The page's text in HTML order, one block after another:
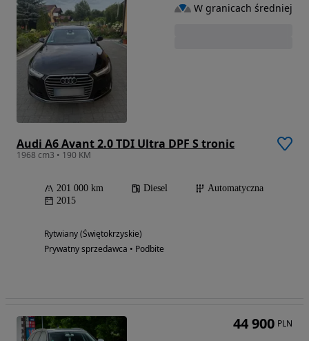
Audi A6 Avant 2.0 TDI Ultra DPF S tronic
1968 cm3 • 190 KM
201 000 km Diesel
Automatyczna
2015
Rytwiany (Świętokrzyskie)
Prywatny sprzedawca • Podbite
W granicach średniej
44 900 PLN